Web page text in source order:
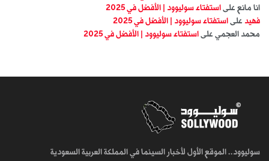
انا مانع على استفتاء سوليوود | الأفضل في 2025
فهيد على استفتاء سوليوود | الأفضل في 2025
محمد العجمي على استفتاء سوليوود | الأفضل في 2025
سوليوود.. الموقع الأول لأخبار السينما في المملكة العربية السعودية